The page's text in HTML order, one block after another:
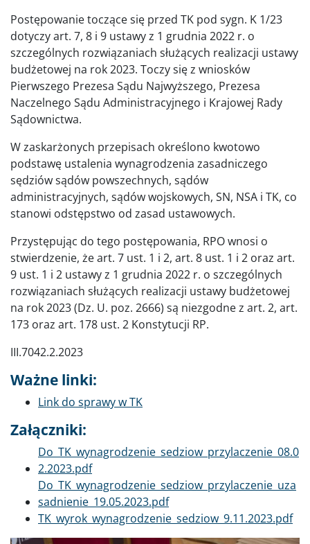
Postępowanie toczące się przed TK pod sygn. K 1/23
dotyczy art. 7, 8 i 9 ustawy z 1 grudnia 2022 r. o
szczególnych rozwiązaniach służących realizacji ustawy
budżetowej na rok 2023. Toczy się z wniosków
Pierwszego Prezesa Sądu Najwyższego, Prezesa
Naczelnego Sądu Administracyjnego i Krajowej Rady
Sądownictwa.
W zaskarżonych przepisach określono kwotowo
podstawę ustalenia wynagrodzenia zasadniczego
sędziów sądów powszechnych, sądów
administracyjnych, sądów wojskowych, SN, NSA i TK, co
stanowi odstępstwo od zasad ustawowych.
Przystępując do tego postępowania, RPO wnosi o
stwierdzenie, że art. 7 ust. 1 i 2, art. 8 ust. 1 i 2 oraz art.
9 ust. 1 i 2 ustawy z 1 grudnia 2022 r. o szczególnych
rozwiązaniach służących realizacji ustawy budżetowej
na rok 2023 (Dz. U. poz. 2666) są niezgodne z art. 2, art.
173 oraz art. 178 ust. 2 Konstytucji RP.
III.7042.2.2023
Ważne linki:
Link do sprawy w TK
Załączniki:
Dokument
Do_TK_wynagrodzenie_sedziow_przylaczenie_08.0
2.2023.pdf
Dokument
Do_TK_wynagrodzenie_sedziow_przylaczenie_uza
sadnienie_19.05.2023.pdf
Dokument
TK_wyrok_wynagrodzenie_sedziow_9.11.2023.pdf